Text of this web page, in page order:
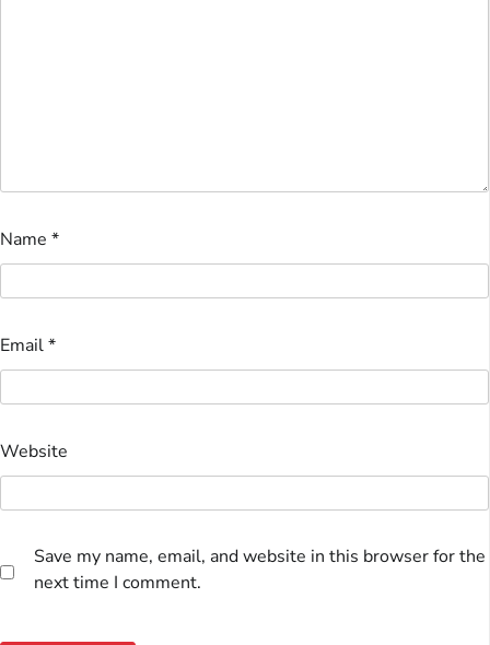
Name *
Email*
Website
Save my name, email, and website in this browser for the
next time I comment.